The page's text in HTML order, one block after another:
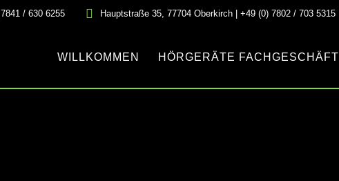
/ 630 6255 Hauptstraße 35, 77704 Oberkirch | +49 (0) 7802 / 703 5315
WILLKOMMEN HÖRGERÄTE FACHGESCHÄFT